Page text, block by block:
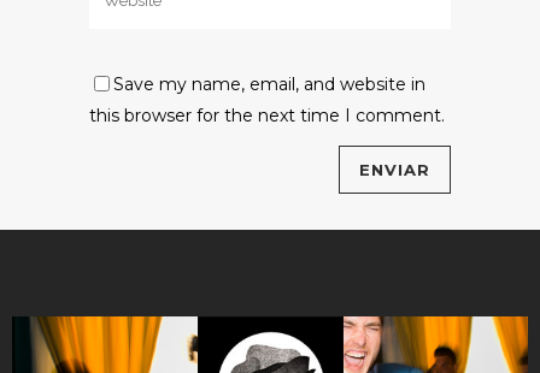
Save my name, email, and website in
this browser for the next time I comment.